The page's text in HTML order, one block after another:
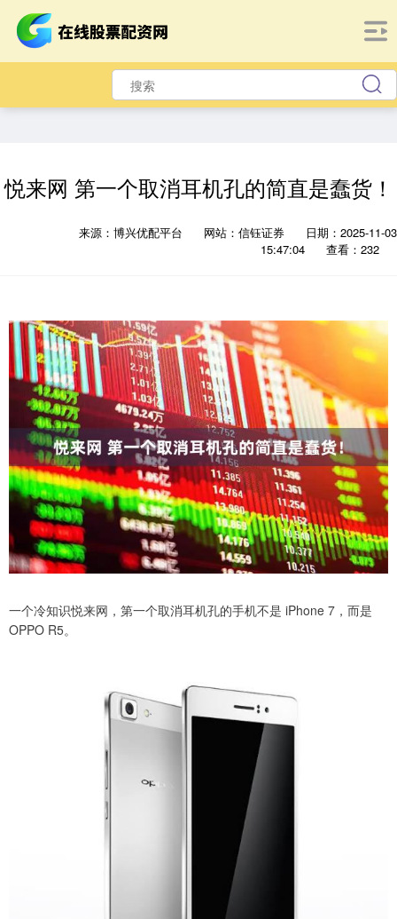
悦来网 第一个取消耳机孔的简直是蠢货！
来源：博兴优配平台 网站：信钰证券
日期：2025-11-03
15:47:04
查看：232
一个冷知识悦来网，第一个取消耳机孔的手机不是 iPhone 7，而是
OPPO R5。